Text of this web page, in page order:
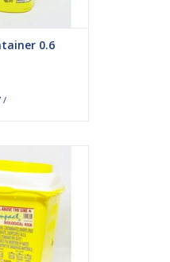
WINKELWAGEN
0.6
/
voor het
naalden,
etc.
WINKELWAGEN